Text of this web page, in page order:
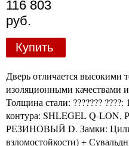
116 803
руб.
Купить
Дверь отличается высокими
изоляционными качествами
Толщина стали: ???????
контура: SHLEGEL Q-
РЕЗИНОВЫЙ D. Замки:
взломостойкости) +